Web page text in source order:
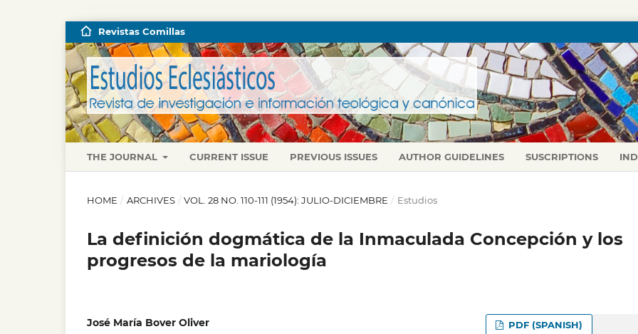
THE JOURNAL CURRENT ISSUE PREVIOUS ISSUES AUTHOR GUIDELINES SUSCRIPTIONS
Revistas Comillas
HOME / ARCHIVES / VOL. 28 NO. 110-111 (1954): JULIO-DICIEMBRE / Estudios
La definición dogmática de la Inmaculada Concepción y los
progresos de la mariología
José María Bover Oliver PDF (SPANISH)